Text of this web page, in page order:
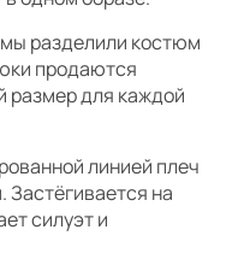
разделили костюм
продаются
размер для каждой
линией плеч
на
силуэт и